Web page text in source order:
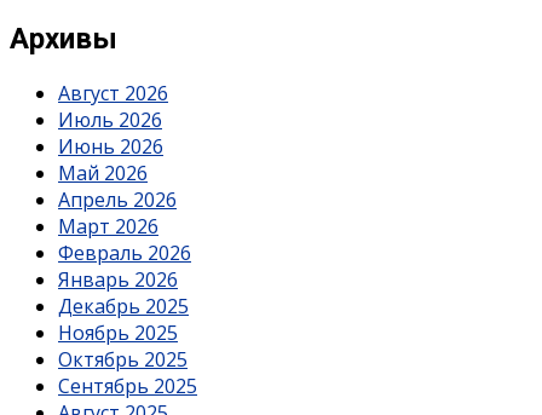
Архивы
Август 2026
Июль 2026
Июнь 2026
Май 2026
Апрель 2026
Март 2026
Февраль 2026
Январь 2026
Декабрь 2025
Ноябрь 2025
Октябрь 2025
Сентябрь 2025